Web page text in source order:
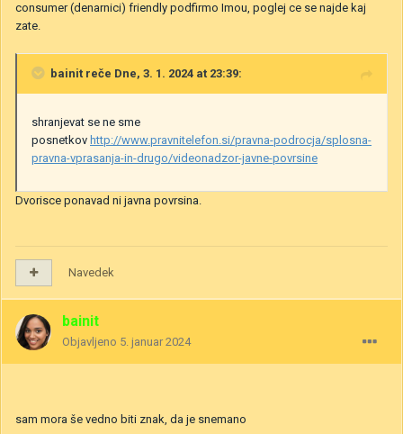
consumer (denarnici) friendly podfirmo Imou, poglej ce se najde kaj
zate.
bainit reče Dne, 3. 1. 2024 at 23:39:
shranjevat se ne sme
posnetkov http://www.pravnitelefon.si/pravna-podrocja/splosna-
pravna-vprasanja-in-drugo/videonadzor-javne-povrsine
Dvorisce ponavad ni javna povrsina.
Navedek
bainit
Objavljeno 5. januar 2024
sam mora še vedno biti znak, da je snemano